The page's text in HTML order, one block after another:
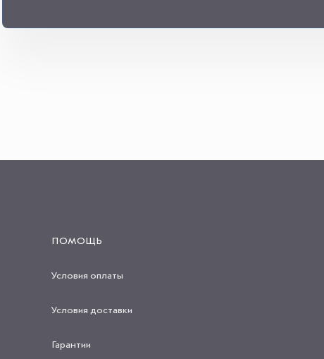
ПОМОЩЬ
Условия оплаты
Условия доставки
Гарантии